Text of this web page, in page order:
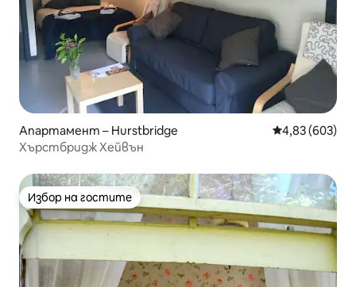
Апартамент – Hurstbridge Средна
4,83 (603)
Хърстбридж Хейвън
Избор на гостите
Избор на гостите